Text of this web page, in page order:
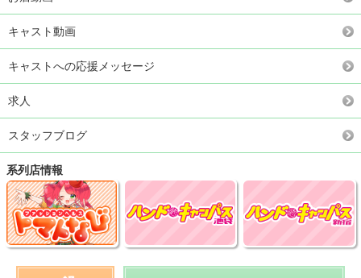
キャスト動画
キャストへの応援メッセージ
求人
スタッフブログ
系列店情報